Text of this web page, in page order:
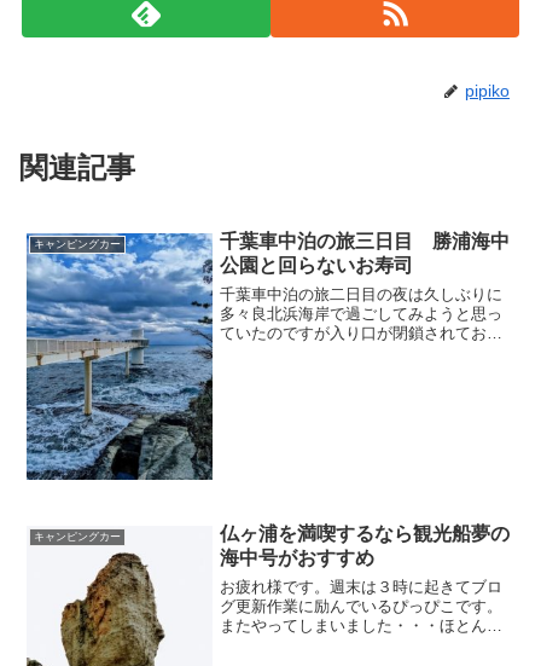
pipiko
関連記事
キャンピングカー
千葉車中泊の旅三日目 勝浦海中
公園と回らないお寿司
千葉車中泊の旅二日目の夜は久しぶりに
多々良北浜海岸で過ごしてみようと思っ
ていたのですが入り口が閉鎖されており
キャンピングカー
仏ヶ浦を満喫するなら観光船夢の
海中号がおすすめ
お疲れ様です。週末は３時に起きてブロ
グ更新作業に励んでいるぴっぴこです。
またやってしまいました・・・ほとんど